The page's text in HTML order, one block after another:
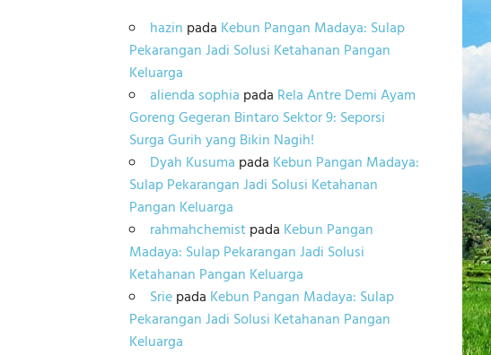
hazin pada Kebun Pangan Madaya: Sulap
Pekarangan Jadi Solusi Ketahanan Pangan
Keluarga
alienda sophia pada Rela Antre Demi Ayam
Goreng Gegeran Bintaro Sektor 9: Seporsi
Surga Gurih yang Bikin Nagih!
Dyah Kusuma pada Kebun Pangan Madaya:
Sulap Pekarangan Jadi Solusi Ketahanan
Pangan Keluarga
rahmahchemistpada Kebun Pangan
Madaya: Sulap Pekarangan Jadi Solusi
Ketahanan Pangan Keluarga
Sriepada Kebun Pangan Madaya: Sulap
Pekarangan Jadi Solusi Ketahanan Pangan
Keluarga